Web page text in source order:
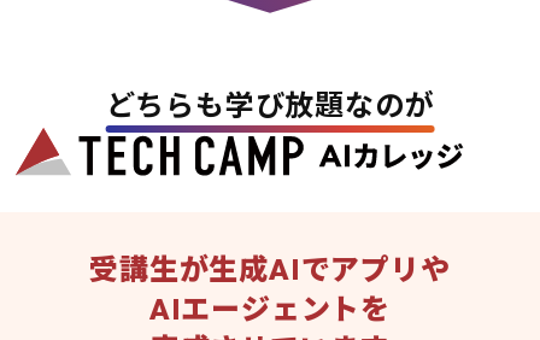
どちらも学び放題なのが
受講生が生成AIでアプリや
AIエージェントを